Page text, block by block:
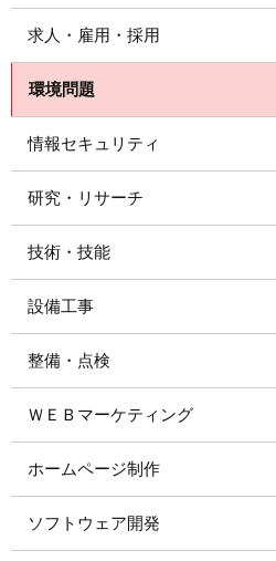
求人・雇用・採用
環境問題
情報セキュリティ
研究・リサーチ
技術・技能
設備工事
整備・点検
ＷＥＢマーケティング
ホームページ制作
ソフトウェア開発